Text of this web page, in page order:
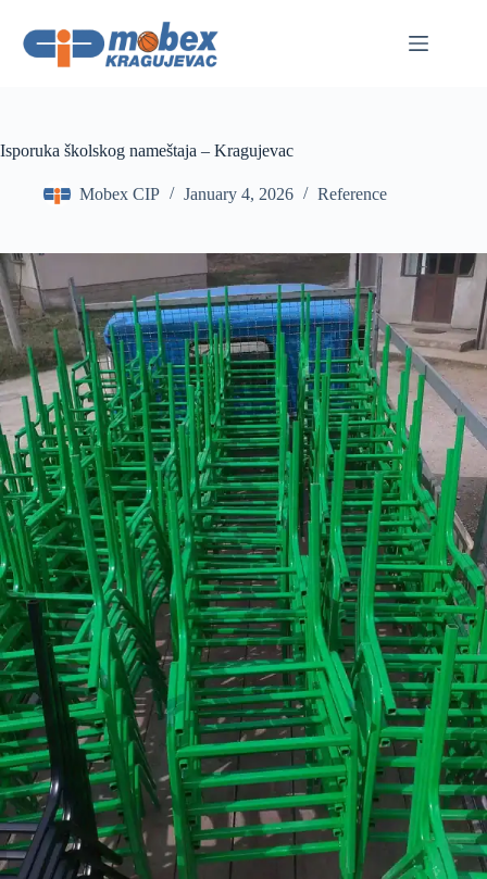
content
Isporuka školskog nameštaja – Kragujevac
Mobex CIP January 4, 2026 Reference